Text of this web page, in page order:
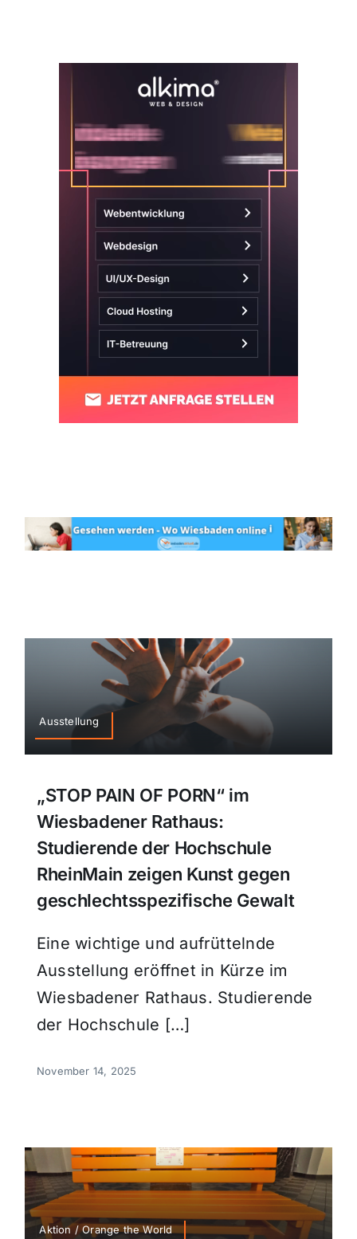
Ausstellung
„STOP PAIN OF PORN“ im
Wiesbadener Rathaus:
Studierende der Hochschule
RheinMain zeigen Kunst gegen
geschlechtsspezifische Gewalt
Eine wichtige und aufrüttelnde
Ausstellung eröffnet in Kürze im
Wiesbadener Rathaus. Studierende
der Hochschule […]
November 14, 2025
Aktion / Orange the World